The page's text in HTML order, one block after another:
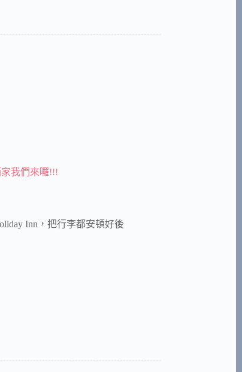
我們來囉!!!
Inn，把行李都安頓好後